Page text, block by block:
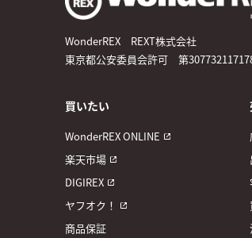
WonderREX REXT株式会社
東京都公安委員会許可 第
買いたい
WonderREX ONLINE
楽天市場
DIGIREX
ヤフオク！
商品保証